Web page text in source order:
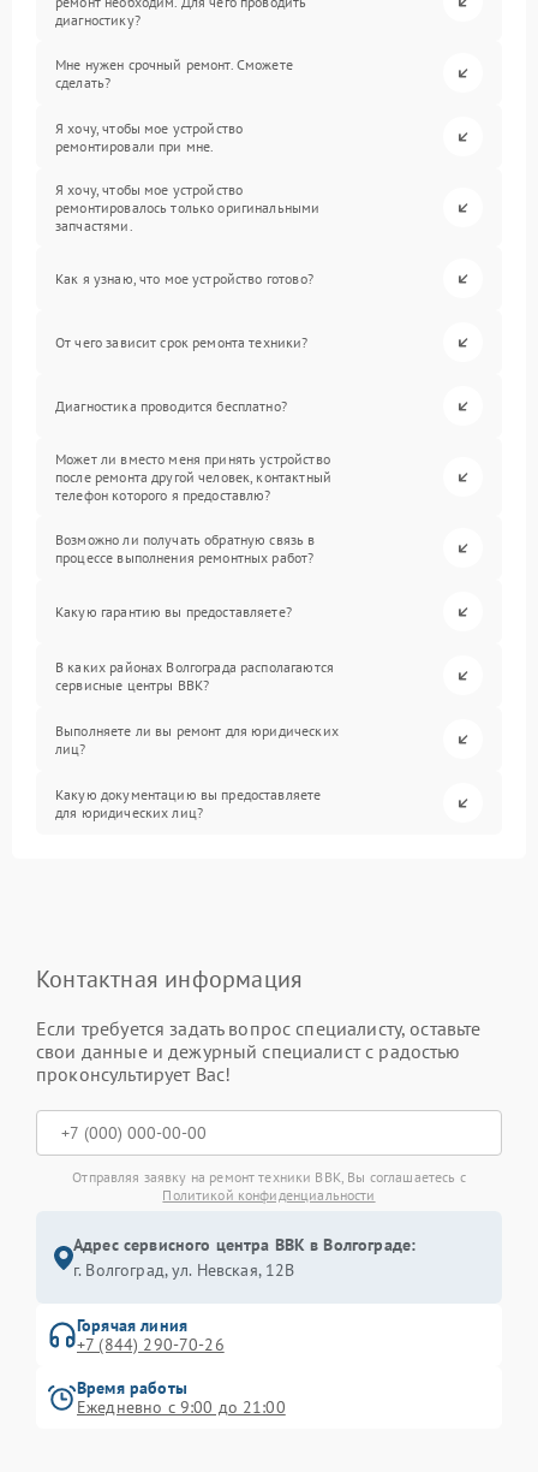
диагностику?
Мне нужен срочный ремонт. Сможете
сделать?
Я хочу, чтобы мое устройство
ремонтировали при мне.
Я хочу, чтобы мое устройство
ремонтировалось только оригинальными
запчастями.
Как я узнаю, что мое устройство готово?
От чего зависит срок ремонта техники?
Диагностика проводится бесплатно?
Может ли вместо меня принять устройство
после ремонта другой человек, контактный
телефон которого я предоставлю?
Возможно ли получать обратную связь в
процессе выполнения ремонтных работ?
Какую гарантию вы предоставляете?
В каких районах Волгограда располагаются
сервисные центры BBK?
Выполняете ли вы ремонт для юридических
лиц?
Какую документацию вы предоставляете
для юридических лиц?
Контактная информация
Если требуется задать вопрос специалисту, оставьте
свои данные и дежурный специалист с радостью
проконсультирует Вас!
Отправляя заявку на ремонт техники BBK, Вы соглашаетесь с
Политикой конфиденциальности
Адрес сервисного центра BBK в Волгограде:
г. Волгоград, ул. Невская, 12В
Горячая линия
+7 (844) 290-70-26
Время работы
Ежедневно с 9:00 до 21:00